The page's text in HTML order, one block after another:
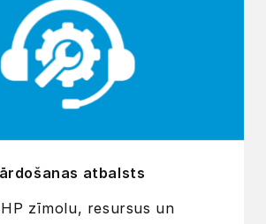
atbalsts
zīmolu, resursus un